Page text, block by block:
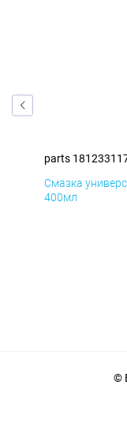
parts
Смазка
400мл
©